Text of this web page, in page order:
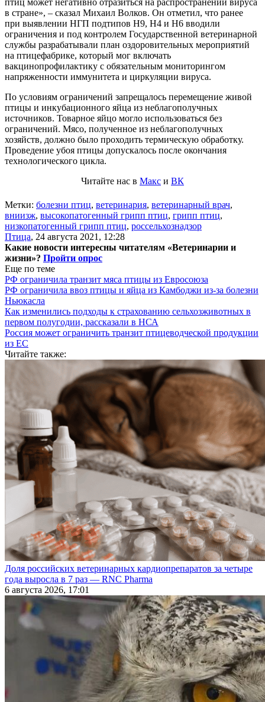
в стране», – сказал Михаил Волков. Он отметил, что ранее
при выявлении НГП подтипов Н9, Н4 и Н6 вводили
ограничения и под контролем Государственной ветеринарной
службы разрабатывали план оздоровительных мероприятий
на птицефабрике, который мог включать
вакцинопрофилактику с обязательным мониторингом
напряженности иммунитета и циркуляции вируса.
По условиям ограничений запрещалось перемещение живой
птицы и инкубационного яйца из неблагополучных
источников. Товарное яйцо могло использоваться без
ограничений. Мясо, полученное из неблагополучных
хозяйств, должно было проходить термическую обработку.
Проведение убоя птицы допускалось после окончания
технологического цикла.
Читайте нас в Макс и ВК
Метки: болезни птиц, ветеринария, ветеринарный врач,
вниизж, высокопатогенный грипп птиц, грипп птиц,
низкопатогенный грипп птиц, россельхознадзор
Птица, 24 августа 2021, 12:28
Какие новости интересны читателям «Ветеринарии и
жизни»? Пройти опрос
Еще по теме
РФ ограничила транзит мяса птицы из Евросоюза
РФ ограничила ввоз птицы и яйца из Камбоджи из-за болезни
Ньюкасла
Как изменились подходы к страхованию сельхозживотных в
первом полугодии, рассказали в НСА
Россия может ограничить транзит птицеводческой продукции
из ЕС
Читайте также:
Доля российских ветеринарных кардиопрепаратов за четыре
года выросла в 7 раз — RNC Pharma
6 августа 2026, 17:01